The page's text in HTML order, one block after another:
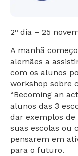
2º dia – 25
A manhã
alemães a
com os alunos
workshop sobre
“Becoming an
alunos das 3
dar exemplos de
suas escolas ou
pensarem em
para o futuro.